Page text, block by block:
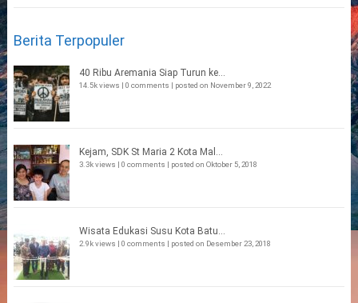
Berita Terpopuler
40 Ribu Aremania Siap Turun ke...
14.5k views | 0 comments | posted on November 9, 2022
Kejam, SDK St Maria 2 Kota Mal...
3.3k views | 0 comments | posted on Oktober 5, 2018
Wisata Edukasi Susu Kota Batu...
2.9k views | 0 comments | posted on Desember 23, 2018